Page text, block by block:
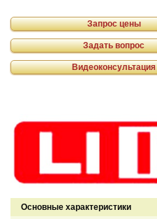
Запрос цены
Задать вопрос
Видеоконсультация
Основные характеристики